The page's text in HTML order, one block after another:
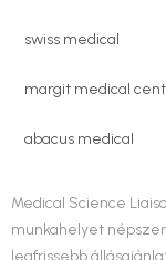
swiss medical
margit medical
abacus medical
Medical Science
munkahelyet
legfrissebb